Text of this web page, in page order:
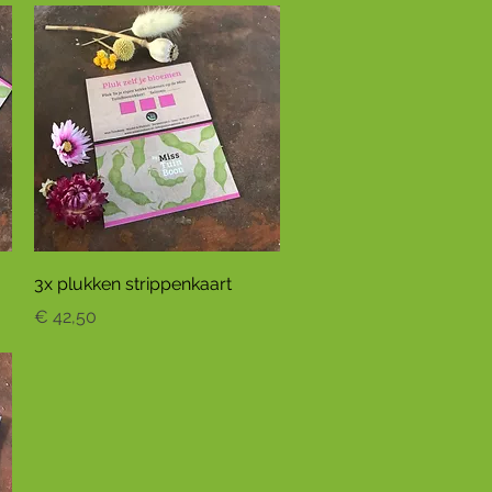
Snel overzicht
3x plukken strippenkaart
Prijs
€ 42,50